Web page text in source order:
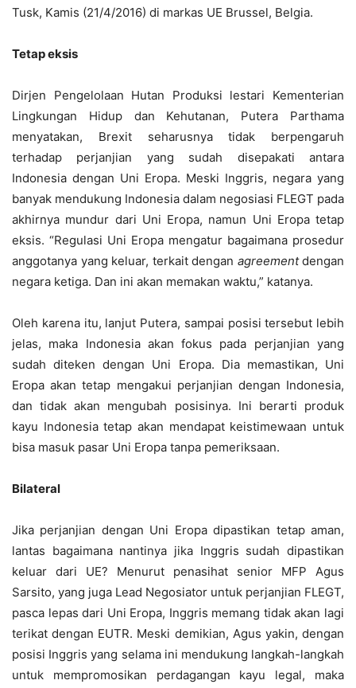
Tusk, Kamis (21/4/2016) di markas UE Brussel, Belgia.
Tetap eksis
Dirjen Pengelolaan Hutan Produksi lestari Kementerian
Lingkungan Hidup dan Kehutanan, Putera Parthama
menyatakan, Brexit seharusnya tidak berpengaruh
terhadap perjanjian yang sudah disepakati antara
Indonesia dengan Uni Eropa. Meski Inggris, negara yang
banyak mendukung Indonesia dalam negosiasi FLEGT pada
akhirnya mundur dari Uni Eropa, namun Uni Eropa tetap
eksis. “Regulasi Uni Eropa mengatur bagaimana prosedur
anggotanya yang keluar, terkait dengan agreementdengan
negara ketiga. Dan ini akan memakan waktu,” katanya.
Oleh karena itu, lanjut Putera, sampai posisi tersebut lebih
jelas, maka Indonesia akan fokus pada perjanjian yang
sudah diteken dengan Uni Eropa. Dia memastikan, Uni
Eropa akan tetap mengakui perjanjian dengan Indonesia,
dan tidak akan mengubah posisinya. Ini berarti produk
kayu Indonesia tetap akan mendapat keistimewaan untuk
bisa masuk pasar Uni Eropa tanpa pemeriksaan.
Bilateral
Jika perjanjian dengan Uni Eropa dipastikan tetap aman,
lantas bagaimana nantinya jika Inggris sudah dipastikan
keluar dari UE? Menurut penasihat senior MFP Agus
Sarsito, yang juga Lead Negosiator untuk perjanjian FLEGT,
pasca lepas dari Uni Eropa, Inggris memang tidak akan lagi
terikat dengan EUTR. Meski demikian, Agus yakin, dengan
posisi Inggris yang selama ini mendukung langkah-langkah
untuk mempromosikan perdagangan kayu legal, maka